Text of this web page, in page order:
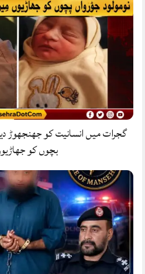
گجرات میں انسانیت کو جھنجھوڑ
بچوں کو